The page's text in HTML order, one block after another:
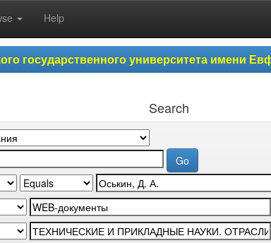
Help
государственного университета имени
Search